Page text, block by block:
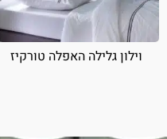
וילון גלילה האפלה טורקיז